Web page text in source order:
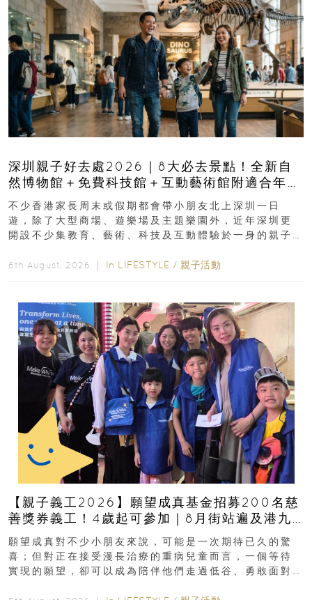
深圳親子好去處2026｜8大必去景點！全新自
然博物館＋免費科技館＋互動藝術館附適合年
齡、交通、門票、開放時間
不少香港家長周末或假期都會帶小朋友北上深圳一日
遊，除了大型商場、遊樂場及主題樂園外，近年深圳更
開設不少集教育、藝術、科技及互動體驗於一身的親子
6th August, 2026 ｜ In LIFESTYLE / 親子活動
【親子義工2026】願望成真基金招募200名慈
善獎券義工！4歲起可參加｜8月街站遍及港九
新界
願望成真對不少小朋友來說，可能是一次期待已久的驚
喜；但對正在接受漫長治療的重病兒童而言，一個等待
實現的願望，卻可以成為陪伴他們走過低谷、勇敢面對